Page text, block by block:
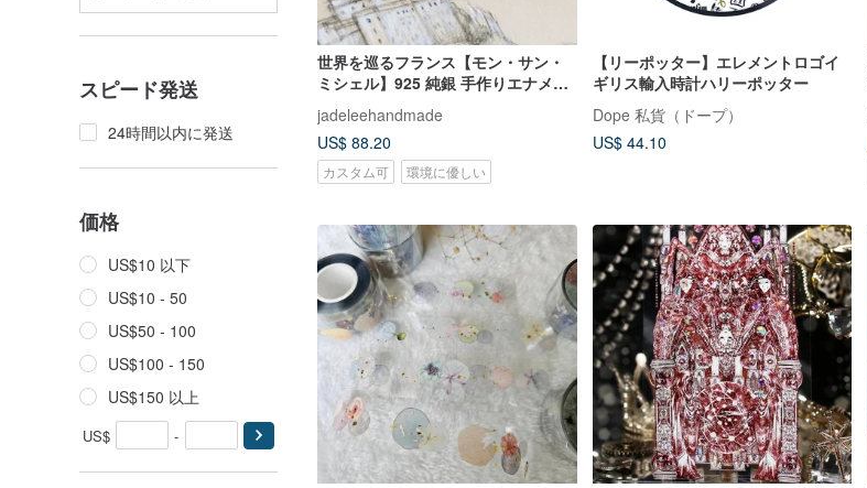
スピード発送
24時間以内に発送
価格
US$10 以下
US$10 - 50
US$50 - 100
US$100 - 150
US$150 以上
US$ -
世界を巡るフランス【モン・サン・
ミシェル】925 純銀 手作りエナメル
jadeleehandmade
US$ 88.20
カスタム可 環境に優しい
【リーポッター】エレメントロゴイ
ギリス輸入時計ハリーポッター
Dope 私貨（ドープ）
US$ 44.10